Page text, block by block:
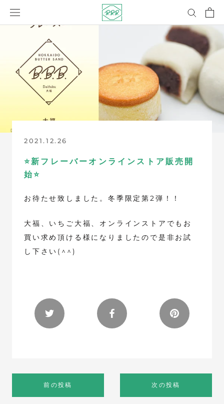
テ
2021.12.26
⭐️新フレーバーオンラインストア販売開
始⭐️
お待たせ致しました。冬季限定第2弾！！
大福、いちご大福、オンラインストアでもお
買い求め頂ける様になりましたので是非お試
し下さい(^^)
前の投稿 次の投稿